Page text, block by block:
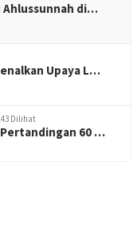
Ahlussunnah di…
Upaya L…
Dilihat
Pertandingan 60 …